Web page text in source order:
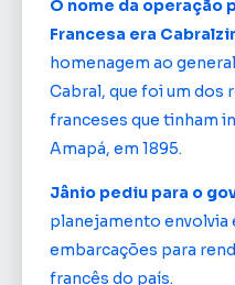
O nome da operação
Francesa era
homenagem ao
Cabral, que foi um dos
franceses que tinham
Amapá, em 1895.
Jânio pediu para o
planejamento envolvia
embarcações para
francês do país.